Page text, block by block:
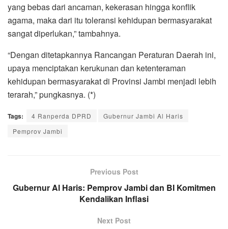
yang bebas dari ancaman, kekerasan hingga konflik
agama, maka dari itu toleransi kehidupan bermasyarakat
sangat diperlukan,” tambahnya.
“Dengan ditetapkannya Rancangan Peraturan Daerah ini,
upaya menciptakan kerukunan dan ketenteraman
kehidupan bermasyarakat di Provinsi Jambi menjadi lebih
terarah,” pungkasnya. (*)
Tags: 4 Ranperda DPRD
Gubernur Jambi Al Haris
Pemprov Jambi
Previous Post
Gubernur Al Haris: Pemprov Jambi dan BI Komitmen
Kendalikan Inflasi
Next Post